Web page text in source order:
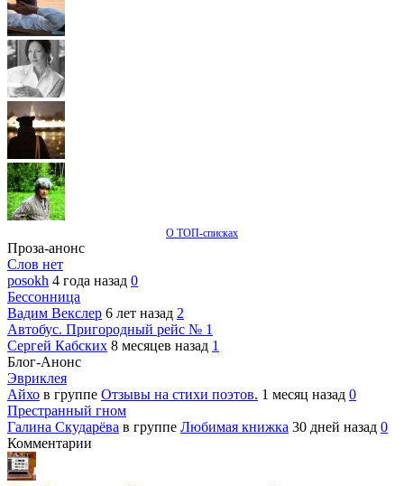
О ТОП-списках
Проза-анонс
Слов нет
posokh 4 года назад 0
Бессонница
Вадим Векслер 6 лет назад 2
Автобус. Пригородный рейс № 1
Сергей Кабских 8 месяцев назад 1
Блог-Анонс
Эвриклея
Айхо в группе Отзывы на стихи поэтов. 1 месяц назад 0
Престранный гном
Галина Скударёва в группе Любимая книжка 30 дней назад 0
Комментарии